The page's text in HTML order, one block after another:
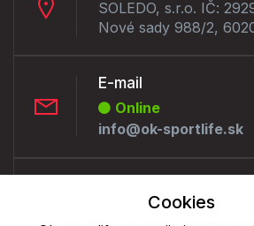
SOLEDO, s.r.o. IČ:
Nové sady 988/2,
E-mail
Online
info@ok-sportlife.sk
OfflineCookies